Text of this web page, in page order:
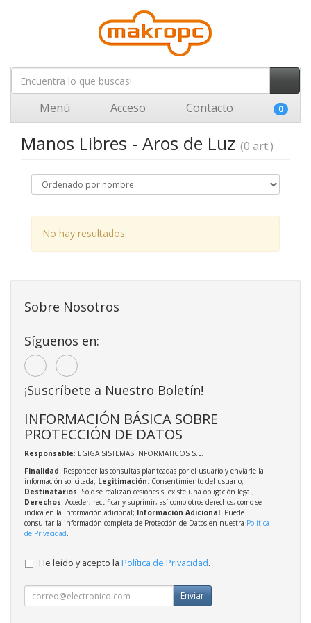
Menú Acceso Contacto 0
Manos Libres - Aros de Luz (0 art.)
No hay resultados.
Sobre Nosotros
Síguenos en:
¡Suscríbete a Nuestro Boletín!
INFORMACIÓN BÁSICA SOBRE
PROTECCIÓN DE DATOS
Responsable: EGIGA SISTEMAS INFORMATICOS S.L.
Finalidad: Responder las consultas planteadas por el usuario y enviarle la
información solicitada; Legitimación: Consentimiento del usuario;
Destinatarios: Solo se realizan cesiones si existe una obligación legal;
Derechos: Acceder, rectificar y suprimir, así como otros derechos, como se
indica en la información adicional; Información Adicional: Puede
consultar la información completa de Protección de Datos en nuestra Política
de Privacidad.
He leído y acepto la Política de Privacidad.
Enviar